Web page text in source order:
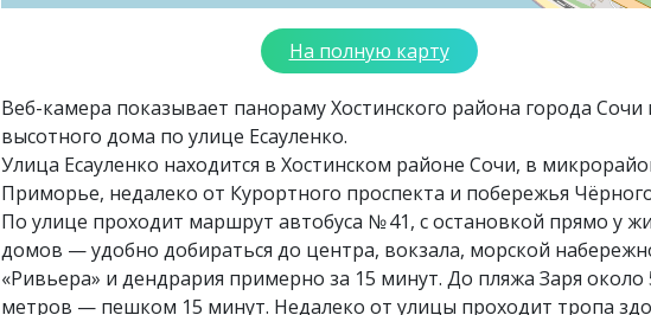
На полную карту
Веб-камера показывает панораму Хостинского района города Сочи
высотного дома по улице Есауленко.
Улица Есауленко находится в Хостинском районе Сочи, в
Приморье, недалеко от Курортного проспекта и побережья
По улице проходит маршрут автобуса № 41, с остановкой прямо у
домов — удобно добираться до центра, вокзала, морской
«Ривьера» и дендрария примерно за 15 минут. До пляжа Заря около
метров — пешком 15 минут. Недалеко от улицы проходит тропа